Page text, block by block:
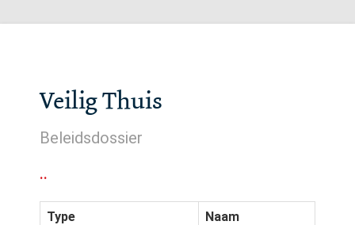
Veilig Thuis
Beleidsdossier
..
Type Naam